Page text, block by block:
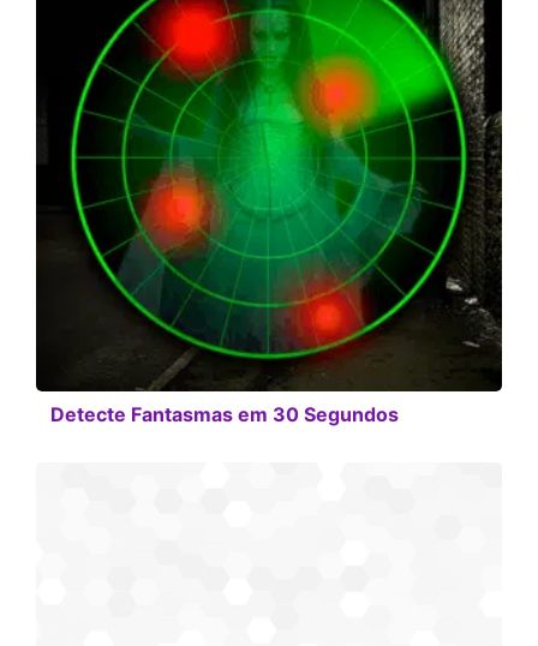
Detecte Fantasmas em 30 Segundos